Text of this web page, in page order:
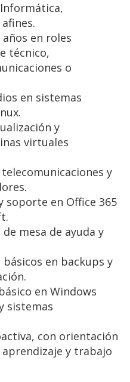
en roles
técnico,
o
en sistemas
y
virtuales
y
soporte en Office 365
mesa de ayuda y
en backups y
en Windows
sistemas
con orientación
y trabajo